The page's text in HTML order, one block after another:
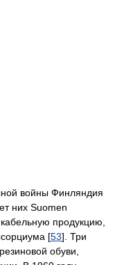
войны Финляндия
них Suomen
продукцию,
[53]. Три
обуви,